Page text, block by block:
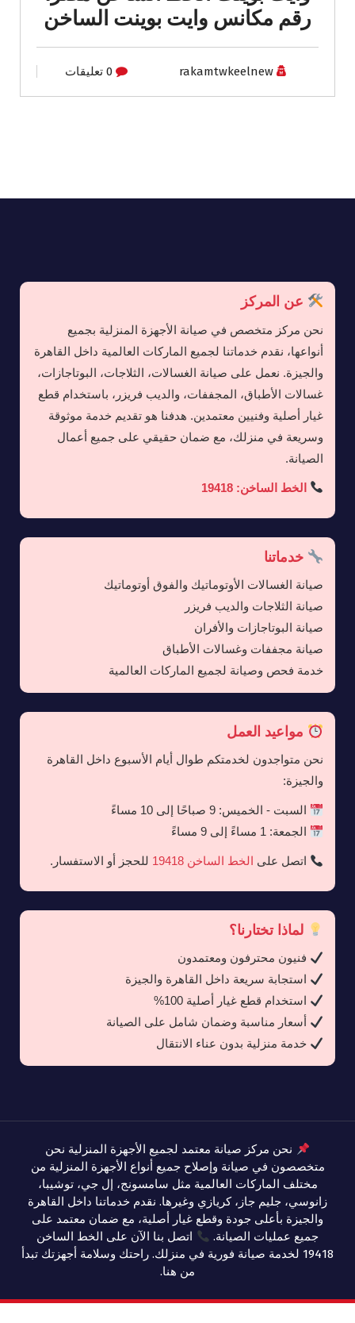
رقم مكانس وايت بوينت الساخن
rakamtwkeelnew 0 تعليقات
عن المركز
نحن مركز متخصص في صيانة الأجهزة المنزلية بجميع
أنواعها، نقدم خدماتنا لجميع الماركات العالمية داخل القاهرة
والجيزة. نعمل على صيانة الغسالات، الثلاجات، البوتاجازات،
غسالات الأطباق، المجففات، والديب فريزر، باستخدام قطع
غيار أصلية وفنيين معتمدين. هدفنا هو تقديم خدمة موثوقة
وسريعة في منزلك، مع ضمان حقيقي على جميع أعمال
الصيانة.
الخط الساخن: 19418
خدماتنا
صيانة الغسالات الأوتوماتيك والفوق أوتوماتيك
صيانة الثلاجات والديب فريزر
صيانة البوتاجازات والأفران
صيانة مجففات وغسالات الأطباق
خدمة فحص وصيانة لجميع الماركات العالمية
مواعيد العمل
نحن متواجدون لخدمتكم طوال أيام الأسبوع داخل القاهرة
والجيزة:
السبت - الخميس: 9 صباحًا إلى 10 مساءً
الجمعة: 1 مساءً إلى 9 مساءً
اتصل على الخط الساخن 19418 للحجز أو الاستفسار.
لماذا تختارنا؟
فنيون محترفون ومعتمدون
استجابة سريعة داخل القاهرة والجيزة
استخدام قطع غيار أصلية 100%
أسعار مناسبة وضمان شامل على الصيانة
خدمة منزلية بدون عناء الانتقال
نحن مركز صيانة معتمد لجميع الأجهزة المنزلية نحن
متخصصون في صيانة وإصلاح جميع أنواع الأجهزة المنزلية من
مختلف الماركات العالمية مثل سامسونج، إل جي، توشيبا،
زانوسي، جليم جاز، كريازي وغيرها. نقدم خدماتنا داخل القاهرة
والجيزة بأعلى جودة وقطع غيار أصلية، مع ضمان معتمد على
جميع عمليات الصيانة.
اتصل بنا الآن على الخط الساخن
19418 لخدمة صيانة فورية في منزلك. راحتك وسلامة أجهزتك تبدأ
من هنا.